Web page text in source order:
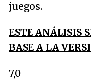
juegos.
ESTE ANÁLISIS
BASE A LA
7,0